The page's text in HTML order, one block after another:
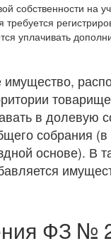
собственности на
уплачивать
в долевую
собрания (в
основе). В
ФЗ №